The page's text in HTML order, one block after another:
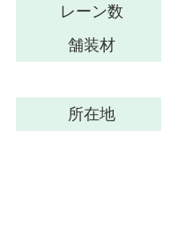
レーン数
舗装材
所在地